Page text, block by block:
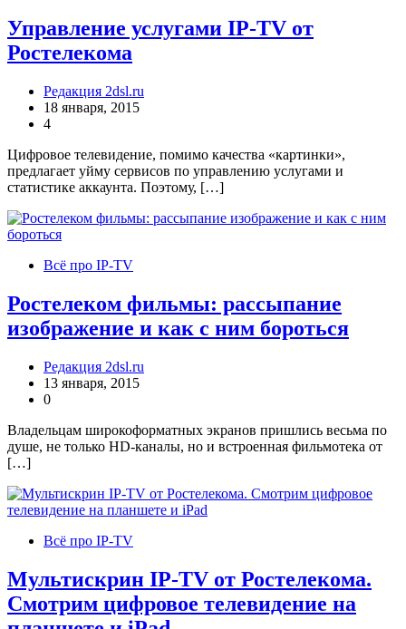
Управление услугами IP-TV от
Ростелекома
Редакция 2dsl.ru
18 января, 2015
4
Цифровое телевидение, помимо качества «картинки»,
предлагает уйму сервисов по управлению услугами и
статистике аккаунта. Поэтому, […]
Всё про IP-TV
Ростелеком фильмы: рассыпание
изображение и как с ним бороться
Редакция 2dsl.ru
13 января, 2015
0
Владельцам широкоформатных экранов пришлись весьма по
душе, не только HD-каналы, но и встроенная фильмотека от
[…]
Всё про IP-TV
Мультискрин IP-TV от Ростелекома.
Смотрим цифровое телевидение на